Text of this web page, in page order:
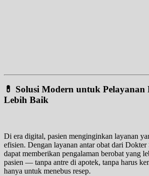
💊 Solusi Modern untuk Pelayanan
Lebih Baik
Di era digital, pasien menginginkan layanan
efisien. Dengan layanan antar obat dari Dokter
dapat memberikan pengalaman berobat yang
pasien — tanpa antre di apotek, tanpa harus
hanya untuk menebus resep.